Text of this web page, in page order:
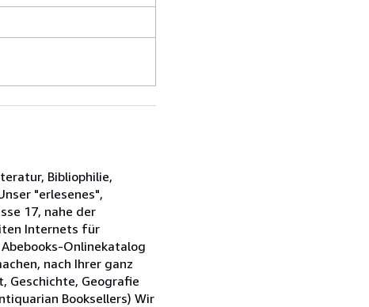
Bibliophilie,
"erlesenes",
17, nahe der
Internets für
Onlinekatalog
nach Ihrer ganz
Geschichte, Geografie
Booksellers) Wir